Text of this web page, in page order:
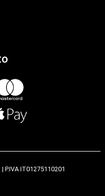
| P.IVA IT01275110201